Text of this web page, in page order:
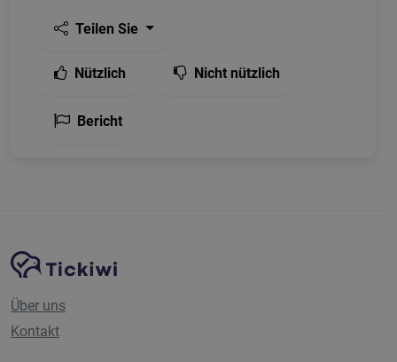
Teilen Sie
Nützlich Nicht nützlich
Bericht
Website-Navigation
Tickiwi-Plattform
Über uns
Kontakt